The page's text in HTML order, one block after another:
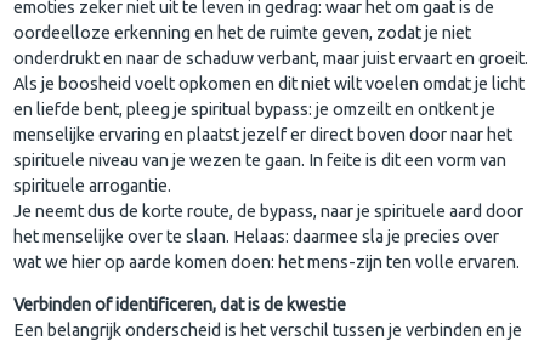
emoties zeker niet uit te leven in gedrag: waar het om gaat is de
oordeelloze erkenning en het de ruimte geven, zodat je niet
onderdrukt en naar de schaduw verbant, maar juist ervaart en groeit.
Als je boosheid voelt opkomen en dit niet wilt voelen omdat je licht
en liefde bent, pleeg je spiritual bypass: je omzeilt en ontkent je
menselijke ervaring en plaatst jezelf er direct boven door naar het
spirituele niveau van je wezen te gaan. In feite is dit een vorm van
spirituele arrogantie.
Je neemt dus de korte route, de bypass, naar je spirituele aard door
het menselijke over te slaan. Helaas: daarmee sla je precies over
wat we hier op aarde komen doen: het mens-zijn ten volle ervaren.
Verbinden of identificeren, dat is de kwestie
Een belangrijk onderscheid is het verschil tussen je verbinden en je